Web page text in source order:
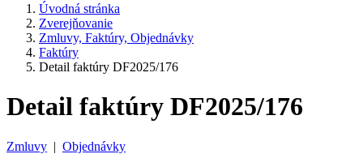
Úvodná stránka
Zverejňovanie
Zmluvy, Faktúry, Objednávky
Faktúry
Detail faktúry DF2025/176
Detail faktúry DF2025/176
Zmluvy | Objednávky